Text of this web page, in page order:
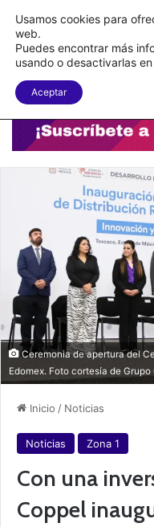
Menu
Ceremonia de apertura del
Edomex. Foto cortesía de Grupo
Inicio / Noticias
Noticias Zona 1
Con una
Coppel
Usamos cookies para
web.
Puedes encontrar más
usando o desactivarlas
Aceptar